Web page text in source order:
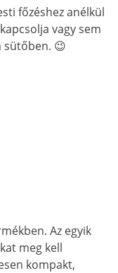
főzéshez anélkül
vagy sem
sütőben. 😉
Az egyik
meg kell
kompakt,